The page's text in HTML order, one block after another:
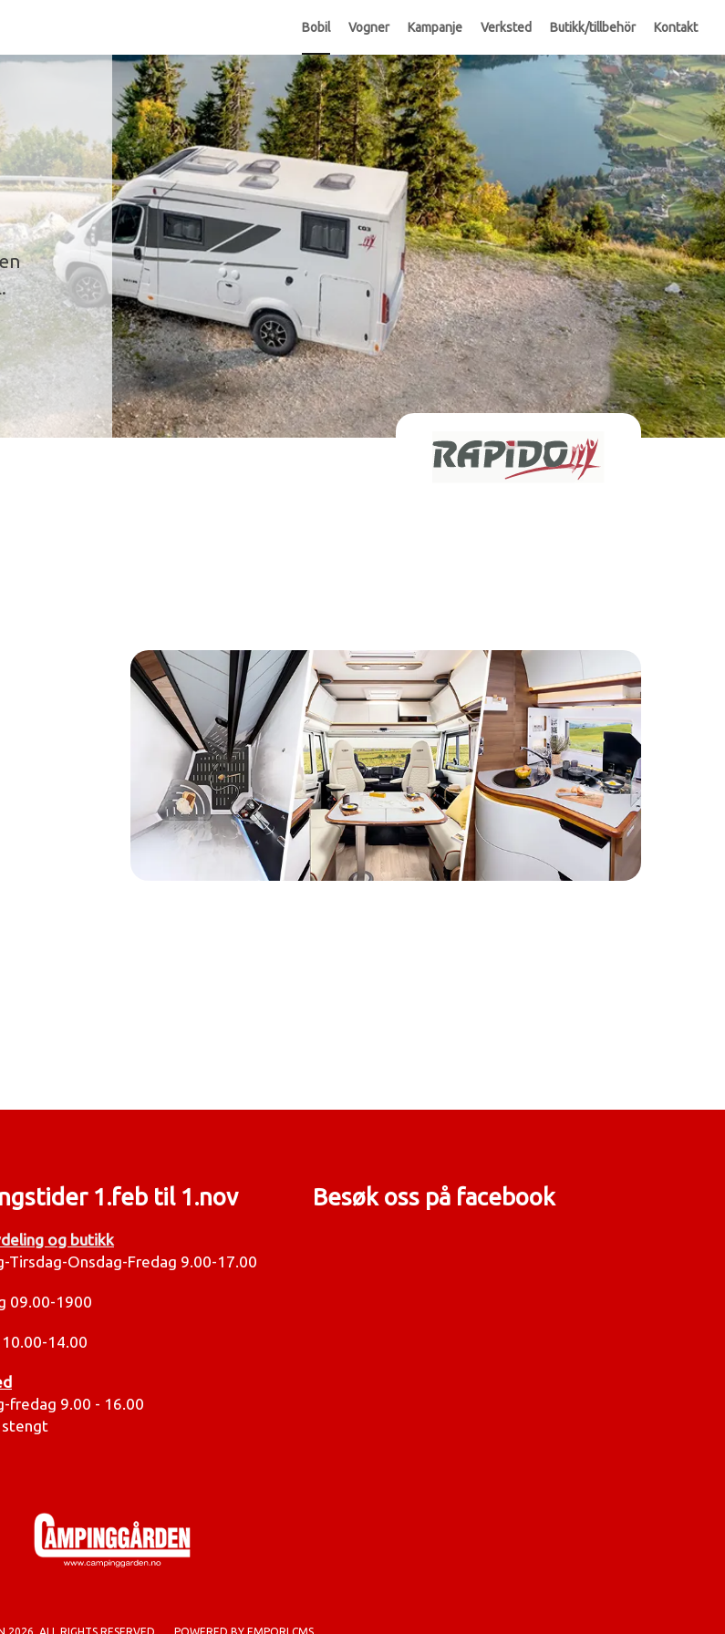
Bobil Vogner Kampanje Verksted Butikk/tillbehör Kontakt
1.feb til 1.nov
og butikk
Tirsdag-Onsdag-Fredag 9.00-17.00
09.00-1900
14.00
fredag 9.00 - 16.00
stengt
Besøk oss på facebook